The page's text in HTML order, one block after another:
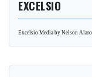
EXCELSIO
Excelsio Media by Nelson